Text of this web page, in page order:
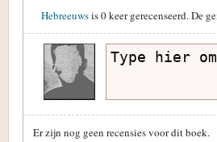
Hebreeuwsis0keer gerecenseerd. De
Er zijn nog geen recensies voor dit boek.